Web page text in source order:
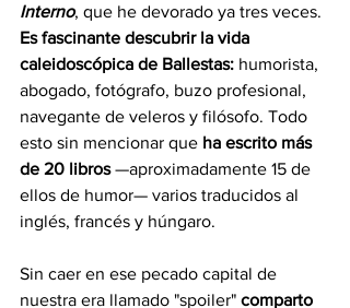
Interno, que he devorado ya tres veces.
Es fascinante descubrir la vida
caleidoscópica de Ballestas: humorista,
abogado, fotógrafo, buzo profesional,
navegante de veleros y filósofo. Todo
esto sin mencionar que ha escrito más
de 20 libros —aproximadamente 15 de
ellos de humor— varios traducidos al
inglés, francés y húngaro.
Sin caer en ese pecado capital de
nuestra era llamado "spoiler" comparto